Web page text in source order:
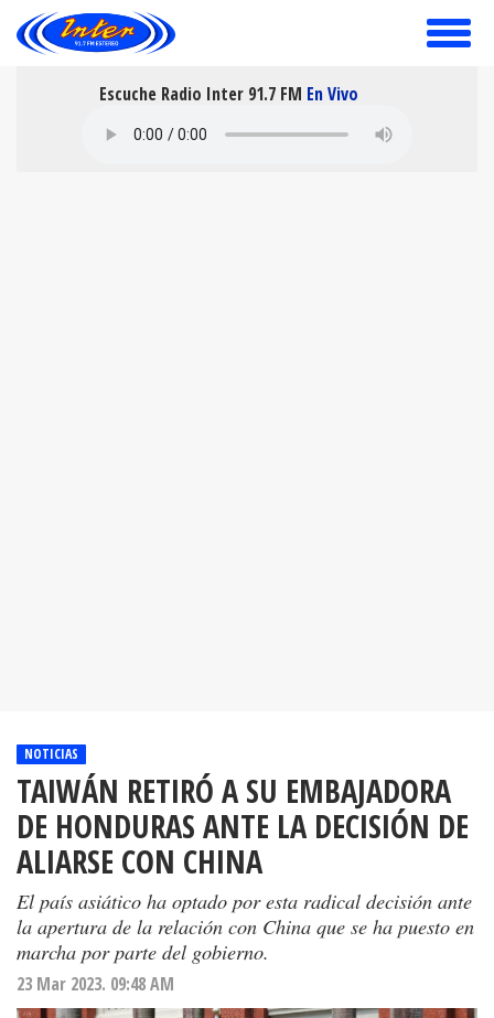
toggle
Escuche Radio Inter 91.7 FM En Vivo
NOTICIAS
TAIWÁN RETIRÓ A SU EMBAJADORA
DE HONDURAS ANTE LA DECISIÓN DE
ALIARSE CON CHINA
El país asiático ha optado por esta radical decisión ante
la apertura de la relación con China que se ha puesto en
marcha por parte del gobierno.
23 Mar 2023. 09:48 AM